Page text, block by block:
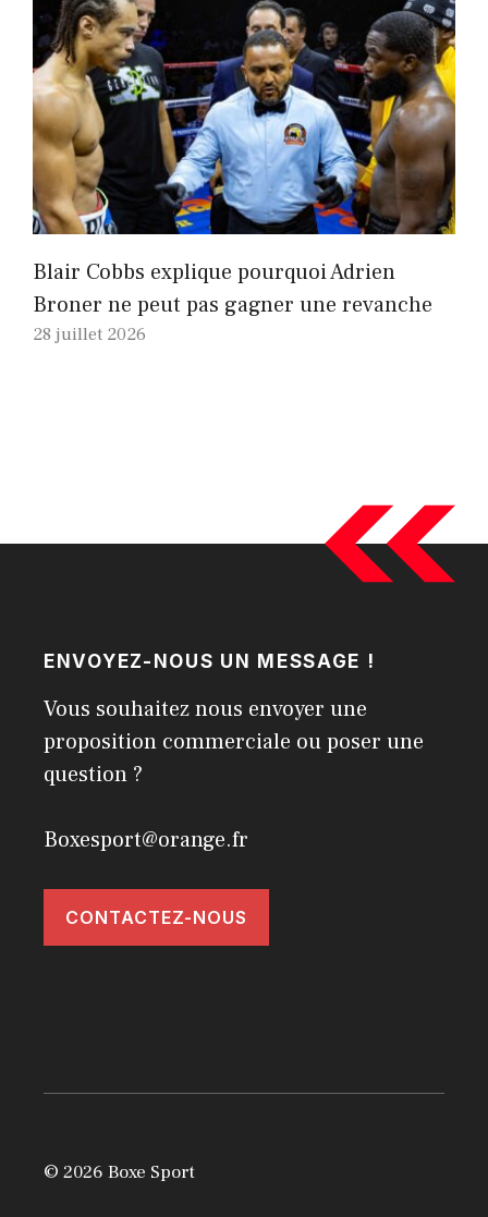
Blair Cobbs explique pourquoi Adrien
Broner ne peut pas gagner une revanche
28 juillet 2026
ENVOYEZ-NOUS UN MESSAGE !
Vous souhaitez nous envoyer une
proposition commerciale ou poser une
question ?
Boxesport@orange.fr
CONTACTEZ-NOUS
© 2026 Boxe Sport